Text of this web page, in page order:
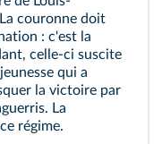
couronne doit
: c'est la
celle-ci suscite
qui a
la victoire par
La
régime.